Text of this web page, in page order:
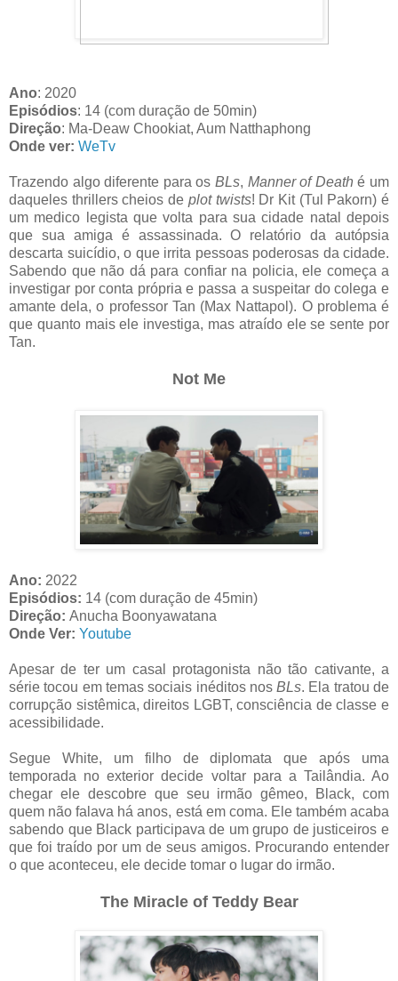
Ano: 2020
Episódios: 14 (com duração de 50min)
Direção: Ma-Deaw Chookiat, Aum Natthaphong
Onde ver: WeTv
Trazendo algo diferente para os BLs, Manner of Death é um
daqueles thrillers cheios de plot twists! Dr Kit (Tul Pakorn) é
um medico legista que volta para sua cidade natal depois
que sua amiga é assassinada. O relatório da autópsia
descarta suicídio, o que irrita pessoas poderosas da cidade.
Sabendo que não dá para confiar na policia, ele começa a
investigar por conta própria e passa a suspeitar do colega e
amante dela, o professor Tan (Max Nattapol). O problema é
que quanto mais ele investiga, mas atraído ele se sente por
Tan.
Not Me
Ano: 2022
Episódios: 14 (com duração de 45min)
Direção: Anucha Boonyawatana
Onde Ver: Youtube
Apesar de ter um casal protagonista não tão cativante, a
série tocou em temas sociais inéditos nosBLs. Ela tratou de
corrupção sistêmica, direitos LGBT, consciência de classe e
acessibilidade.
Segue White, um filho de diplomata que após uma
temporada no exterior decide voltar para a Tailândia. Ao
chegar ele descobre que seu irmão gêmeo, Black, com
quem não falava há anos, está em coma. Ele também acaba
sabendo que Black participava de um grupo de justiceiros e
que foi traído por um de seus amigos. Procurando entender
o que aconteceu, ele decide tomar o lugar do irmão.
The Miracle of Teddy Bear